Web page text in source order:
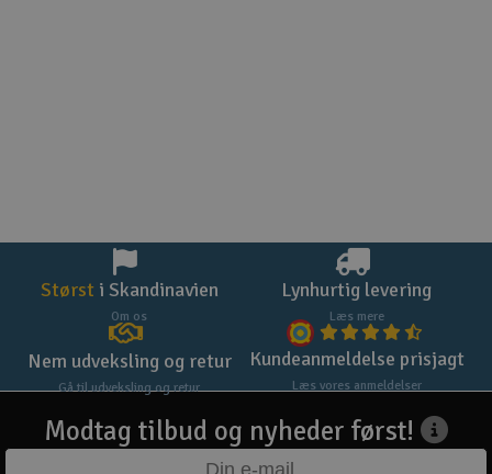
Størst i Skandinavien
Om os
Lynhurtig levering
Læs mere
Nem udveksling og retur
Gå til udveksling og retur
Kundeanmeldelse prisjagt
Læs vores anmeldelser
Modtag tilbud og nyheder først!